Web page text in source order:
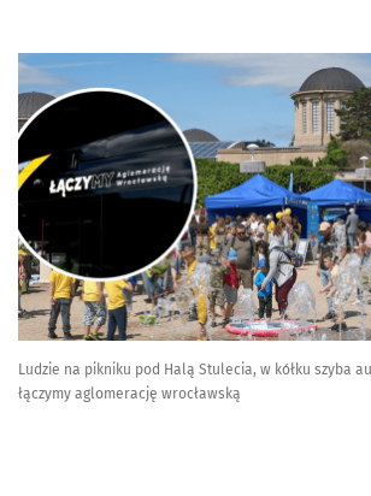
Ludzie na pikniku pod Halą Stulecia, w kółku szyba
łączymy aglomerację wrocławską